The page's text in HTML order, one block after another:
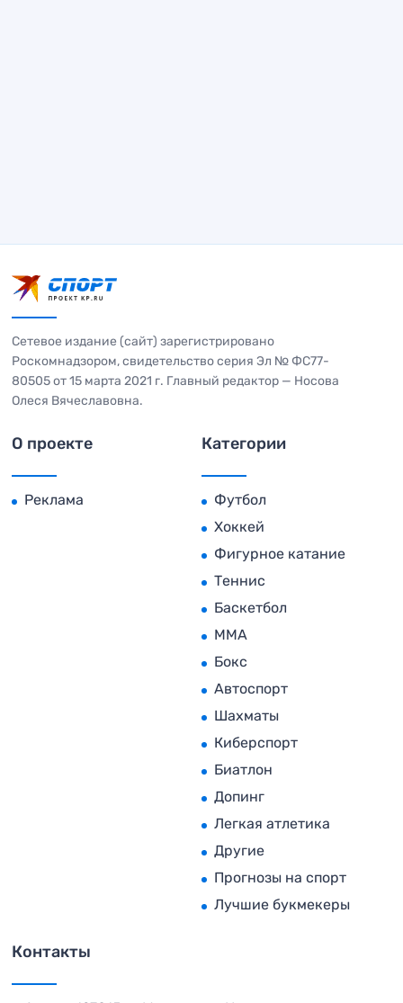
Сетевое издание (сайт) зарегистрировано
Роскомнадзором, свидетельство серия Эл № ФС77-
80505 от 15 марта 2021 г. Главный редактор — Носова
Олеся Вячеславовна.
О проекте
Реклама
Категории
Футбол
Хоккей
Фигурное катание
Теннис
Баскетбол
MMA
Бокс
Автоспорт
Шахматы
Киберспорт
Биатлон
Допинг
Легкая атлетика
Другие
Прогнозы на спорт
Лучшие букмекеры
Контакты